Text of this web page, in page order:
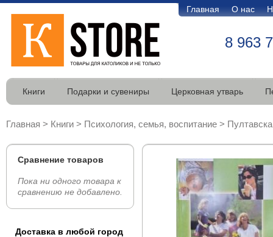
Главная О нас
8 963
Книги Подарки и сувениры Церковная утварь
Главная > Книги > Психология, семья, воспитание >
Сравнение товаров
Пока ни одного товара к
сравнению не добавлено.
Доставка в любой город